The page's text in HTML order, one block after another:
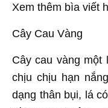
Xem thêm bìa viết
Cây Cau Vàng
Cây cau vàng một
chịu chịu hạn
dạng thân bụi, lá